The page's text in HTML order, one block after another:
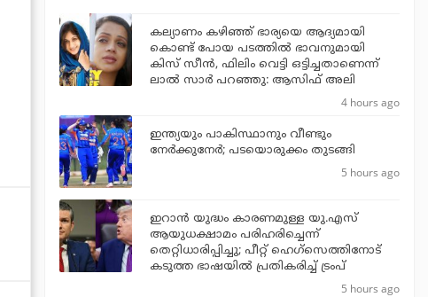
കല്യാണം കഴിഞ്ഞ് ഭാര്യയെ ആദ്യമായി
കൊണ്ട് പോയ പടത്തില്‍ ഭാവനുമായി
കിസ് സീന്‍, ഫിലിം വെട്ടി ഒട്ടിച്ചതാണെന്ന്
ലാല്‍ സാര്‍ പറഞ്ഞു: ആസിഫ് അലി
4 hours ago
ഇന്ത്യയും പാകിസ്ഥാനും വീണ്ടും
നേര്‍ക്കുനേര്‍; പടയൊരുക്കം തുടങ്ങി
5 hours ago
ഇറാന്‍ യുദ്ധം കാരണമുള്ള യു.എസ്
ആയുധക്ഷാമം പരിഹരിച്ചെന്ന്
തെറ്റിധാരിപ്പിച്ചു; പീറ്റ് ഹെഗ്‌സെത്തിനോട്
കടുത്ത ഭാഷയില്‍ പ്രതികരിച്ച് ട്രംപ്
5 hours ago